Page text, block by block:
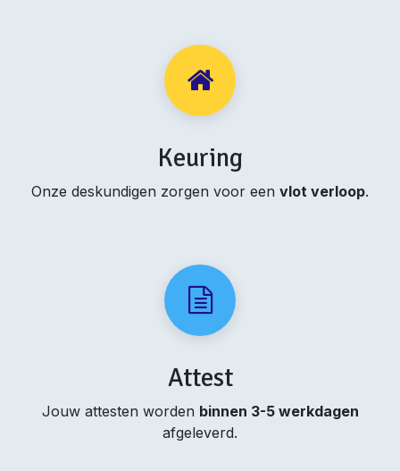
Keuring
Onze deskundigen zorgen voor een vlot verloop.
Attest
Jouw attesten worden binnen 3-5 werkdagen
afgeleverd.